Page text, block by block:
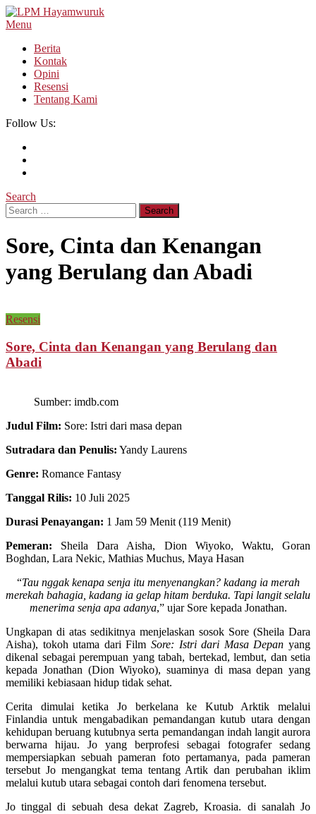
Skip
To
Menu
Berita
Kontak
Opini
Resensi
Tentang Kami
Follow Us:
Search
Search
for:
Sore, Cinta dan Kenangan
yang Berulang dan Abadi
Resensi
Sore, Cinta dan Kenangan yang Berulang dan
Abadi
Sumber: imdb.com
Judul Film: Sore: Istri dari masa depan
Sutradara dan Penulis: Yandy Laurens
Genre: Romance Fantasy
Tanggal Rilis: 10 Juli 2025
Durasi Penayangan: 1 Jam 59 Menit (119 Menit)
Pemeran: Sheila Dara Aisha, Dion Wiyoko, Waktu, Goran
Boghdan, Lara Nekic, Mathias Muchus, Maya Hasan
“Tau nggak kenapa senja itu menyenangkan? kadang ia merah
merekah bahagia, kadang ia gelap hitam berduka. Tapi langit selalu
menerima senja apa adanya,” ujar Sore kepada Jonathan.
Ungkapan di atas sedikitnya menjelaskan sosok Sore (Sheila Dara
Aisha), tokoh utama dari Film Sore: Istri dari Masa Depan yang
dikenal sebagai perempuan yang tabah, bertekad, lembut, dan setia
kepada Jonathan (Dion Wiyoko), suaminya di masa depan yang
memiliki kebiasaan hidup tidak sehat.
Cerita dimulai ketika Jo berkelana ke Kutub Arktik melalui
Finlandia untuk mengabadikan pemandangan kutub utara dengan
kehidupan beruang kutubnya serta pemandangan indah langit aurora
berwarna hijau. Jo yang berprofesi sebagai fotografer sedang
mempersiapkan sebuah pameran foto pertamanya, pada pameran
tersebut Jo mengangkat tema tentang Artik dan perubahan iklim
melalui kutub utara sebagai contoh dari fenomena tersebut.
Jo tinggal di sebuah desa dekat Zagreb, Kroasia. di sanalah Jo